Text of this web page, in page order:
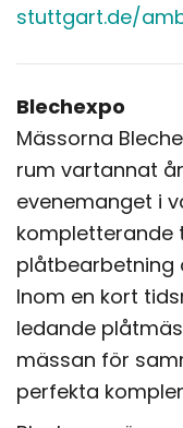
stuttgart.de/
Blechexpo
Mässorna
rum vartannat
evenemanget i
kompletterande
plåtbearbetning
Inom en kort
ledande
mässan för
perfekta